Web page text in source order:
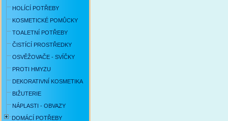
HOLÍCÍ POTŘEBY
KOSMETICKÉ POMŮCKY
TOALETNÍ POTŘEBY
ČISTÍCÍ PROSTŘEDKY
OSVĚŽOVAČE - SVÍČKY
PROTI HMYZU
DEKORATIVNÍ KOSMETIKA
BIŽUTERIE
NÁPLASTI - OBVAZY
DOMÁCÍ POTŘEBY